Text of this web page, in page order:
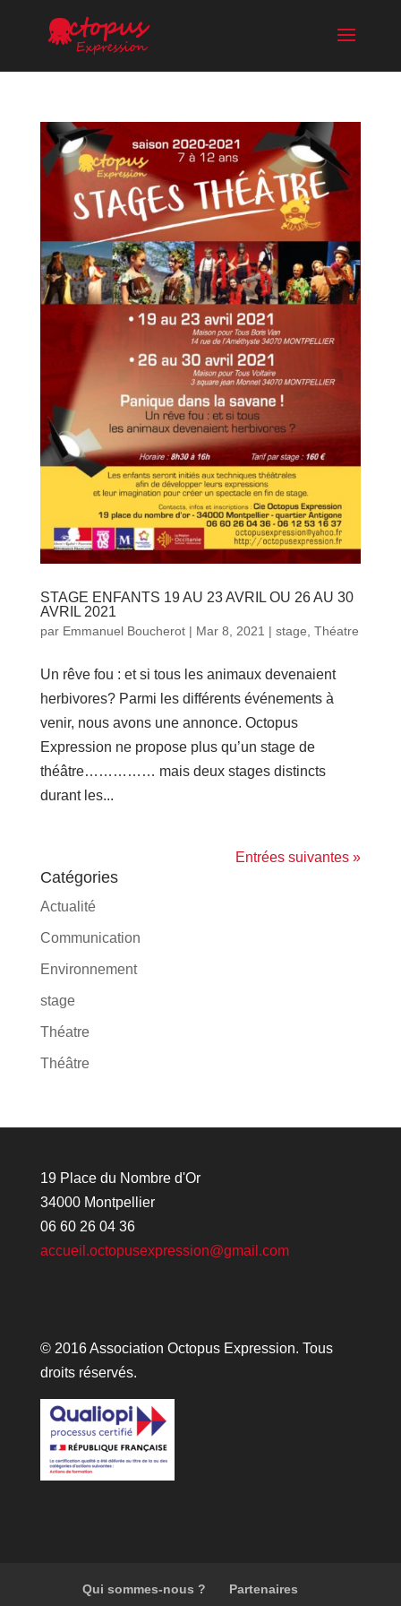
STAGE ENFANTS 19 AU 23 AVRIL OU 26 AU 30
AVRIL 2021
par Emmanuel Boucherot| Mar 8, 2021 | stage Théatre
Un rêve fou : et si tous les animaux devenaient
herbivores? Parmi les différents événements à
venir, nous avons une annonce. Octopus
Expression ne propose plus qu’un stage de
théâtre…………… mais deux stages distincts
durant les...
Entrées suivantes »
Catégories
Actualité
Communication
Environnement
stage
Théatre
Théâtre
19 Place du Nombre d'Or
34000 Montpellier
06 60 26 04 36
accueil.octopusexpression@gmail.com
© 2016 Association Octopus Expression. Tous
droits réservés.
Qui sommes-nous ? Partenaires